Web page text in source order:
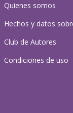
Quienes somos
Hechos y datos
Club de Autores
Condiciones de uso